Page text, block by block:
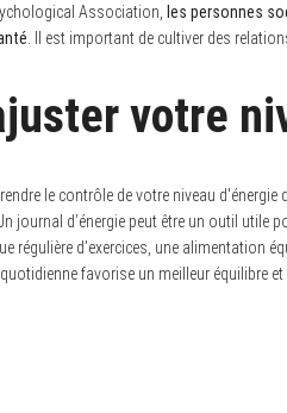
Association,
les personnes
. Il est important de cultiver des
votre
le contrôle de votre niveau d'énergie
journal d’énergie peut être un outil
régulière d’exercices, une alimentation
favorise un meilleur équilibre